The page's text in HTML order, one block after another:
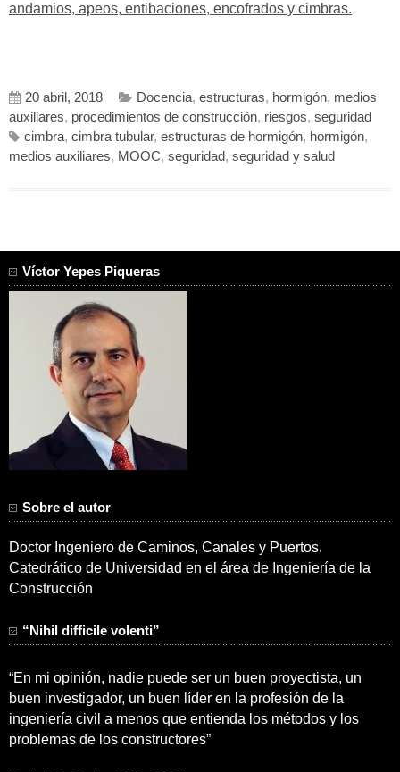
andamios, apeos, entibaciones, encofrados y cimbras.
20 abril, 2018 Docencia, estructuras, hormigón, medios
auxiliares, procedimientos de construcción, riesgos, seguridad
cimbra, cimbra tubular, estructuras de hormigón, hormigón,
medios auxiliares, MOOC, seguridad, seguridad y salud
Víctor Yepes Piqueras
Sobre el autor
Doctor Ingeniero de Caminos, Canales y Puertos.
Catedrático de Universidad en el área de Ingeniería de la
Construcción
“Nihil difficile volenti”
“En mi opinión, nadie puede ser un buen proyectista, un
buen investigador, un buen líder en la profesión de la
ingeniería civil a menos que entienda los métodos y los
problemas de los constructores”